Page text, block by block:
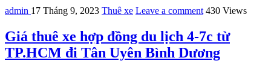
admin 17 Tháng 9, 2023 Thuê xe Leave a comment 430 Views
Giá thuê xe hợp đồng du lịch 4-7c từ
TP.HCM đi Tân Uyên Bình Dương